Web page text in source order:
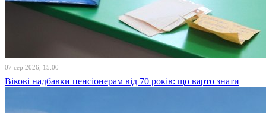
07 сер 2026, 15:00
Вікові надбавки пенсіонерам від 70 років: що варто знати